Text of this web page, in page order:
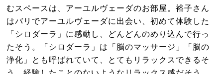
むスペースは、アーユルヴェーダのお部屋。裕子さん
はバリでアーユルヴェーダに出会い、初めて体験した
「シロダーラ」に感動し、どんどんのめり込んで行っ
たそう。「シロダーラ」は「脳のマッサージ」「脳の
浄化」とも呼ばれていて、とてもリラックスできるそ